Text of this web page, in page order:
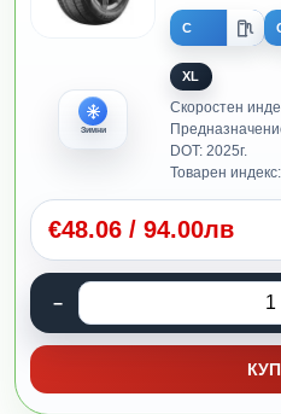
Зимни
C
XL
Скоростен
DOT: 2025г.
Товарен
€48.06 / 94.00лв